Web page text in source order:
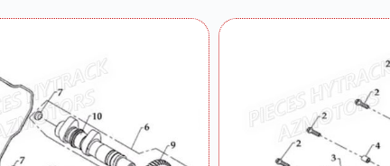
Culasse Modele A Injection
Cylindre
Direction
Dosseret
Echappement
Eclairage
Embiellage Modele A Injection